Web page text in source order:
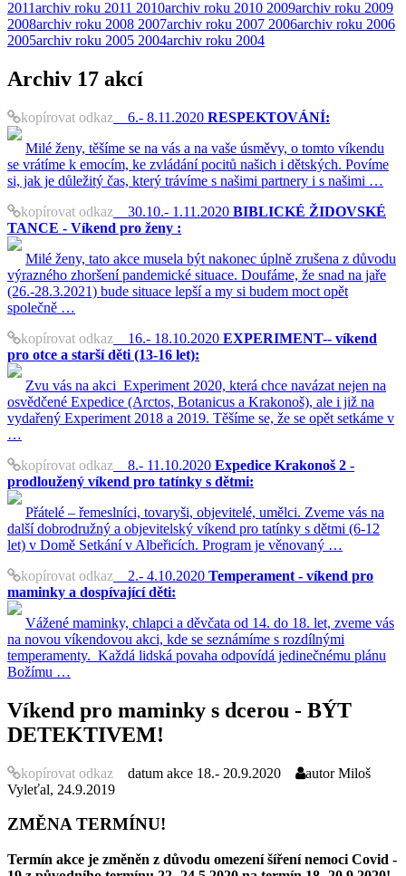
2011archiv roku 2011 2010archiv roku 2010 2009archiv roku 2009
2008archiv roku 2008 2007archiv roku 2007 2006archiv roku 2006
2005archiv roku 2005 2004archiv roku 2004
Archiv 17 akcí
kopírovat odkaz 6.- 8.11.2020 RESPEKTOVÁNÍ:
Milé ženy, těšíme se na vás a na vaše úsměvy, o tomto víkendu
se vrátíme k emocím, ke zvládání pocitů našich i dětských. Povíme
si, jak je důležitý čas, který trávíme s našimi partnery i s našimi …
kopírovat odkaz 30.10.- 1.11.2020 BIBLICKÉ ŽIDOVSKÉ
TANCE - Víkend pro ženy :
Milé ženy, tato akce musela být nakonec úplně zrušena z důvodu
výrazného zhoršení pandemické situace. Doufáme, že snad na jaře
(26.-28.3.2021) bude situace lepší a my si budem moct opět
společně …
kopírovat odkaz 16.- 18.10.2020 EXPERIMENT-- víkend
pro otce a starší děti (13-16 let):
Zvu vás na akci Experiment 2020, která chce navázat nejen na
osvědčené Expedice (Arctos, Botanicus a Krakonoš), ale i již na
vydařený Experiment 2018 a 2019. Těšíme se, že se opět setkáme v
…
kopírovat odkaz 8.- 11.10.2020 Expedice Krakonoš 2 -
prodloužený víkend pro tatínky s dětmi:
Přátelé – řemeslníci, tovaryši, objevitelé, umělci. Zveme vás na
další dobrodružný a objevitelský víkend pro tatínky s dětmi (6-12
let) v Domě Setkání v Albeřicích. Program je věnovaný …
kopírovat odkaz 2.- 4.10.2020 Temperament - víkend pro
maminky a dospívající děti:
Vážené maminky, chlapci a děvčata od 14. do 18. let, zveme vás
na novou víkendovou akci, kde se seznámíme s rozdílnými
temperamenty. Každá lidská povaha odpovídá jedinečnému plánu
Božímu …
Víkend pro maminky s dcerou - BÝT
DETEKTIVEM!
kopírovat odkaz datum akce 18.- 20.9.2020 autorMiloš
Vyleťal, 24.9.2019
ZMĚNA TERMÍNU!
Termín akce je změněn z důvodu omezení šíření nemoci Covid -